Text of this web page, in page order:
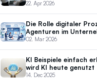
22. Apr 2026
Die Rolle digitaler
Agenturen im
02. Mar 2026
KI Beispiele einfach
wird KI heute genutzt
14. Dec 2025